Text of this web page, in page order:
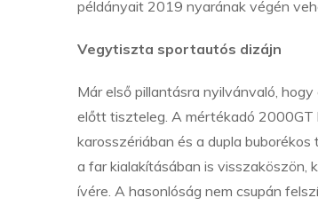
példányait 2019 nyarának végén
Vegytiszta sportautós dizájn
Már első pillantásra nyilvánvaló,
előtt tiszteleg. A mértékadó 2000GT
karosszériában és a dupla
a far kialakításában is visszaköszön,
ívére. A hasonlóság nem csupán